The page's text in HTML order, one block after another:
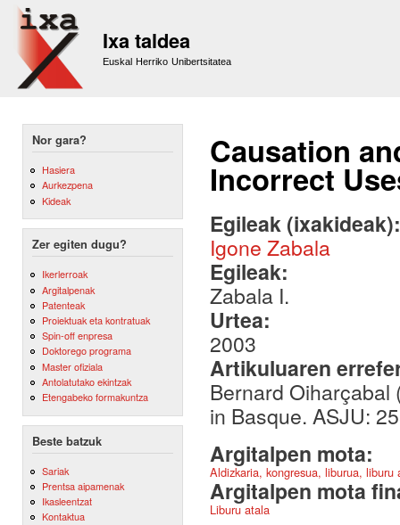
Ixa taldea
Euskal Herriko Unibertsitatea
Nor gara?
Hasiera
Aurkezpena
Kideak
Zer egiten dugu?
Ikerlerroak
Argitalpenak
Patenteak
Proiektuak eta kontratuak
Spin-off enpresa
Doktorego programa
Master ofiziala
Antolatutako ekintzak
Etengabeko formakuntza
Beste batzuk
Sariak
Prentsa aipamenak
Ikasleentzat
Kontaktua
Causation
Incorrect
Egileak
Igone Zabala
Egileak:
Zabala I.
Urtea:
2003
Artikuluaren
Bernard Oiharçabal
in Basque. ASJU:
Argitalpen mota:
Aldizkaria, kongresua, liburua,
Argitalpen mota
Liburu atala